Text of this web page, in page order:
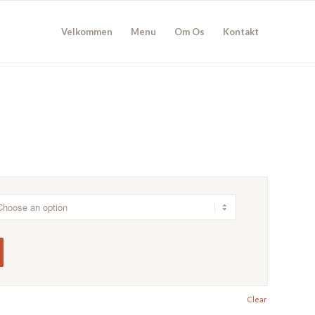
Velkommen Menu Om Os Kontakt
Clear